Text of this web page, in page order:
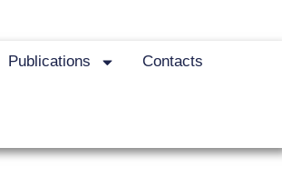
Publications Contacts